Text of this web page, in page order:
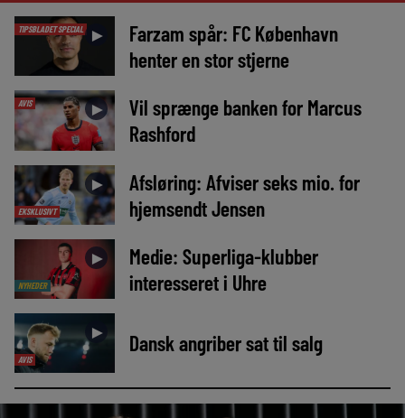
TIPSBLADET SPECIAL ►
Farzam spår: FC København
henter en stor stjerne
AVIS ►
Vil sprænge banken for Marcus
Rashford
EKSKLUSIVT
►
Afsløring: Afviser seks mio. for
hjemsendt Jensen
NYHEDER
►
Medie: Superliga-klubber
interesseret i Uhre
AVIS
► Dansk angriber sat til salg